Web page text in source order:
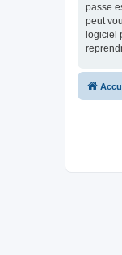
passe
peut
logiciel